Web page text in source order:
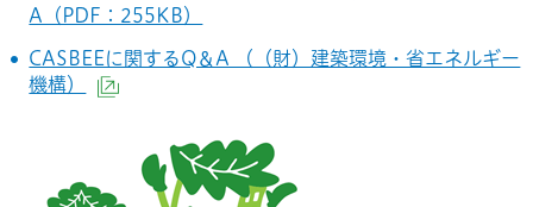
A（PDF：255KB）
CASBEEに関するQ＆A （（財）建築環境・省エネルギー
機構）